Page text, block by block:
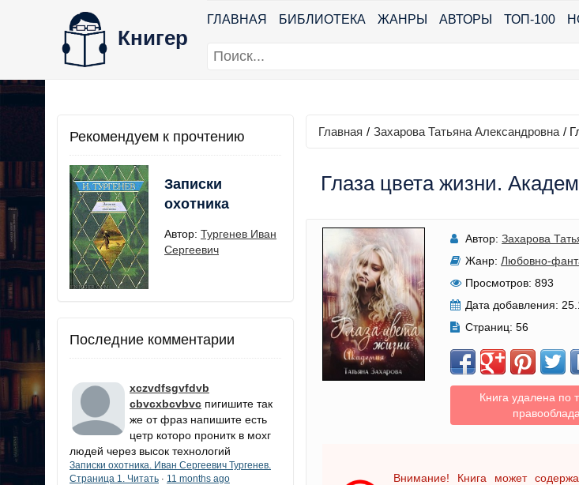
Книгер
ГЛАВНАЯ БИБЛИОТЕКА ЖАНРЫ АВТОРЫ ТОП-100
Рекомендуем к прочтению
Записки
охотника
Автор: Тургенев Иван
Сергеевич
Последние комментарии
xczvdfsgvfdvb
cbvcxbcvbvc пигишите так
же от фраз напишите есть
цетр которо пронитк в мохг
людей через высок технологий
Записки охотника. Иван Сергеевич Тургенев.
Страница 1. Читать · 11 months ago
Главная / Захарова Татьяна Александровна /
Глаза цвета жизни.
Автор: Захарова
Жанр: Любовно-
Просмотров: 893
Дата добавления:
Страниц: 56
Книга удалена по
Внимание! Книга может